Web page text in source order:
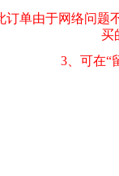
此订单由
买的邮品的“
3、可在“
式告之